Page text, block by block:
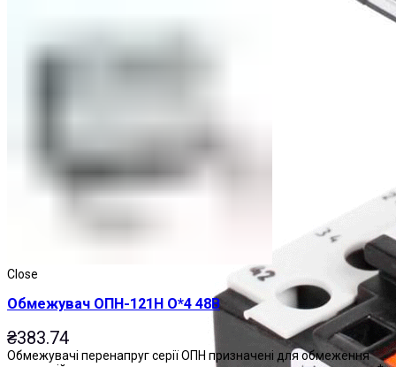
Close
Обмежувач ОПН-121Н О*4 48В
₴383.74
Обмежувачі перенапруг серії ОПН призначені для обмеження